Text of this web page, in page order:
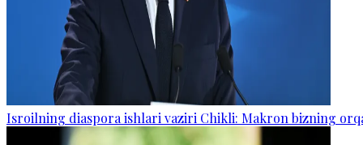
Isroilning diaspora ishlari vaziri Chikli: Makron bizning